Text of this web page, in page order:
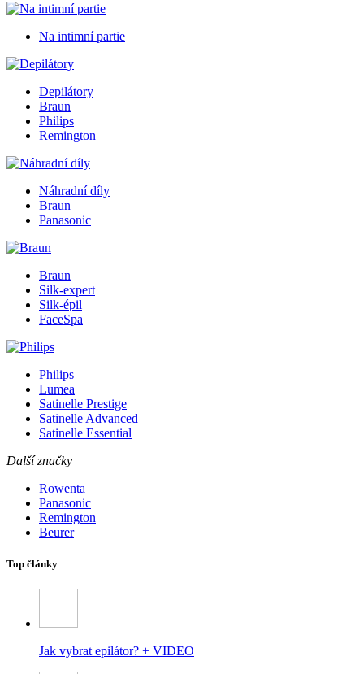
Na intimní partie
Depilátory
Braun
Philips
Remington
Náhradní díly
Braun
Panasonic
Braun
Silk-expert
Silk-épil
FaceSpa
Philips
Lumea
Satinelle Prestige
Satinelle Advanced
Satinelle Essential
Další značky
Rowenta
Panasonic
Remington
Beurer
Top články
Jak vybrat epilátor? + VIDEO